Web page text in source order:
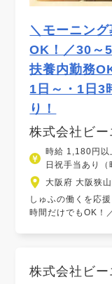
＼モーニン
OK！／30～
扶養内勤務
1日～・1日3
り！
株式会社ビー
時給 1,180円
日祝手当あり（
大阪府 大阪狭
しゅふの働くを応
時間だけでもOK！
株式会社ビー